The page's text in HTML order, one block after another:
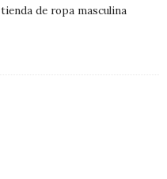
tienda de ropa masculina